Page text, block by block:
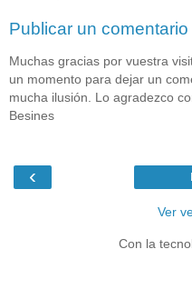
Publicar un comentario
Muchas gracias por vuestra
un momento para dejar un
mucha ilusión. Lo agradezco
Besines
‹
Ver
Con la